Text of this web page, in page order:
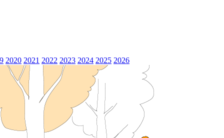
2020 2021 2022 2023 2024 2025 2026